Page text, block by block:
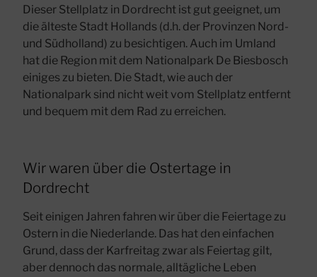
Dieser Stellplatz in Dordrecht ist gut geeignet, um
die älteste Stadt Hollands (d.h. der Provinzen Nord-
und Südholland) zu besichtigen. Auch im Umland
hat die Region mit dem Nationalpark De Biesbosch
einiges zu bieten. Die Stadt, wie auch der
Nationalpark sind nicht weit vom Stellplatz entfernt
und bequem mit dem Rad zu erreichen.
Wir waren über die Ostertage in
Dordrecht
Seit einigen Jahren fahren wir über die Feiertage zu
Ostern in die Niederlande. Das hat den einfachen
Grund, dass der Karfreitag zwar als Feiertag gilt,
aber dennoch das normale, alltägliche Leben